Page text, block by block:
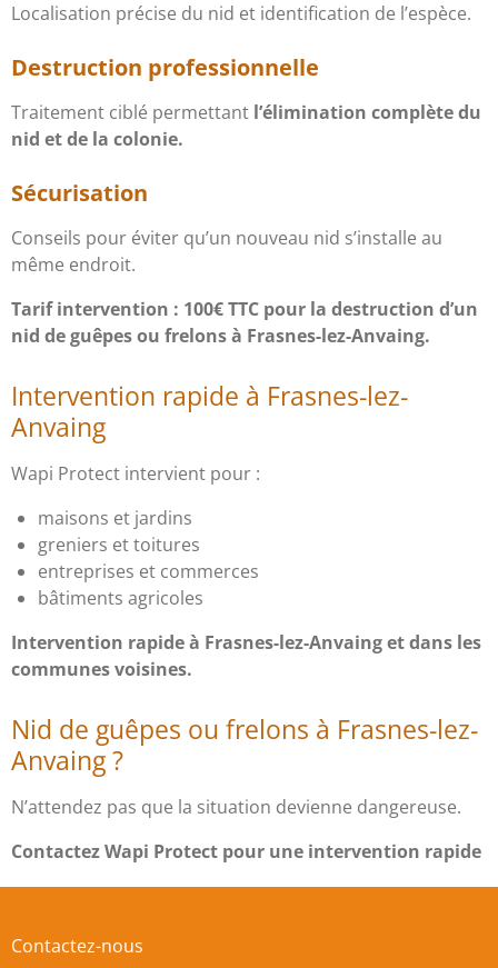
Localisation précise du nid et identification de l’espèce.
Destruction professionnelle
Traitement ciblé permettant l’élimination complète du
nid et de la colonie.
Sécurisation
Conseils pour éviter qu’un nouveau nid s’installe au
même endroit.
Tarif intervention : 100€ TTC pour la destruction d’un
nid de guêpes ou frelons à Frasnes-lez-Anvaing.
Intervention rapide à Frasnes-lez-
Anvaing
Wapi Protect intervient pour :
maisons et jardins
greniers et toitures
entreprises et commerces
bâtiments agricoles
Intervention rapide à Frasnes-lez-Anvaing et dans les
communes voisines.
Nid de guêpes ou frelons à Frasnes-lez-
Anvaing ?
N’attendez pas que la situation devienne dangereuse.
Contactez Wapi Protect pour une intervention rapide
Contactez-nous